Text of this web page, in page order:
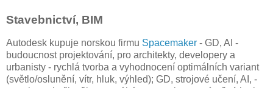
Stavebnictví, BIM
Autodesk kupuje norskou firmu Spacemaker - GD, AI -
budoucnost projektování, pro architekty, developery a
urbanisty - rychlá tvorba a vyhodnocení optimálních variant
(světlo/oslunění, vítr, hluk, výhled); GD, strojové učení, AI, -